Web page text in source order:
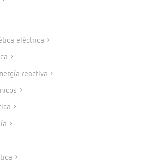
eléctrica
reactiva